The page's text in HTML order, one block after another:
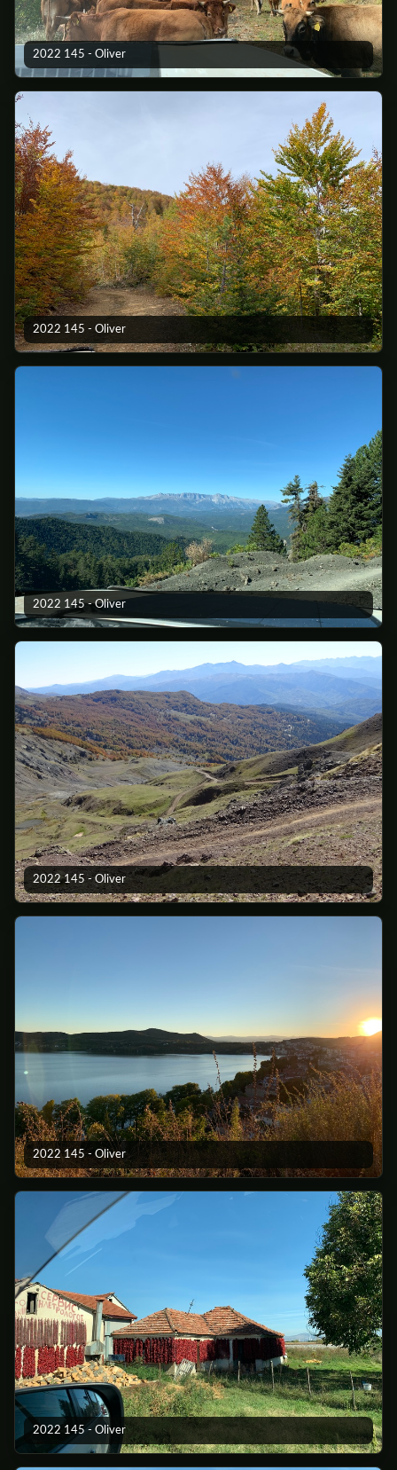
2022 145 - Oliver
2022 145 - Oliver
2022 145 - Oliver
2022 145 - Oliver
2022 145 - Oliver
2022 145 - Oliver